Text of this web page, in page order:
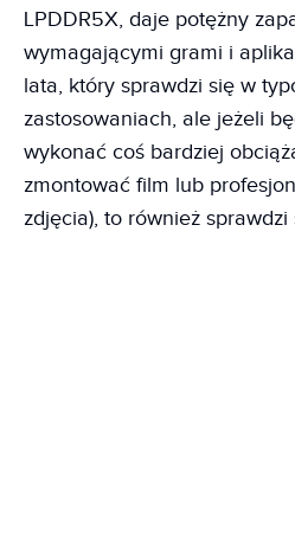
LPDDR5X, daje potężny
wymagającymi grami i
lata, który sprawdzi się w
zastosowaniach, ale jeżeli
wykonać coś bardziej
zmontować film lub
zdjęcia), to również